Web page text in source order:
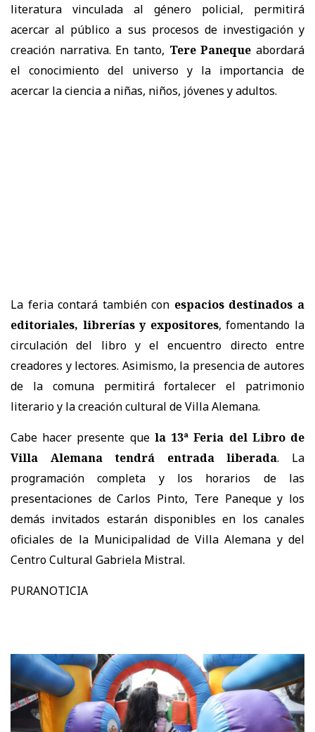
literatura vinculada al género policial, permitirá
acercar al público a sus procesos de investigación y
creación narrativa. En tanto, Tere Paneque abordará
el conocimiento del universo y la importancia de
acercar la ciencia a niñas, niños, jóvenes y adultos.
La feria contará también con espacios destinados a
editoriales, librerías y expositores, fomentando la
circulación del libro y el encuentro directo entre
creadores y lectores. Asimismo, la presencia de autores
de la comuna permitirá fortalecer el patrimonio
literario y la creación cultural de Villa Alemana.
Cabe hacer presente que la 13ª Feria del Libro de
Villa Alemana tendrá entrada liberada. La
programación completa y los horarios de las
presentaciones de Carlos Pinto, Tere Paneque y los
demás invitados estarán disponibles en los canales
oficiales de la Municipalidad de Villa Alemana y del
Centro Cultural Gabriela Mistral.
PURANOTICIA